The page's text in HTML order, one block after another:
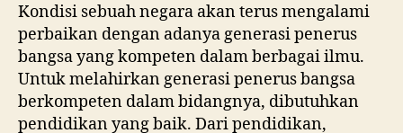
Kondisi sebuah negara akan terus mengalami
perbaikan dengan adanya generasi penerus
bangsa yang kompeten dalam berbagai ilmu.
Untuk melahirkan generasi penerus bangsa
berkompeten dalam bidangnya, dibutuhkan
pendidikan yang baik. Dari pendidikan,